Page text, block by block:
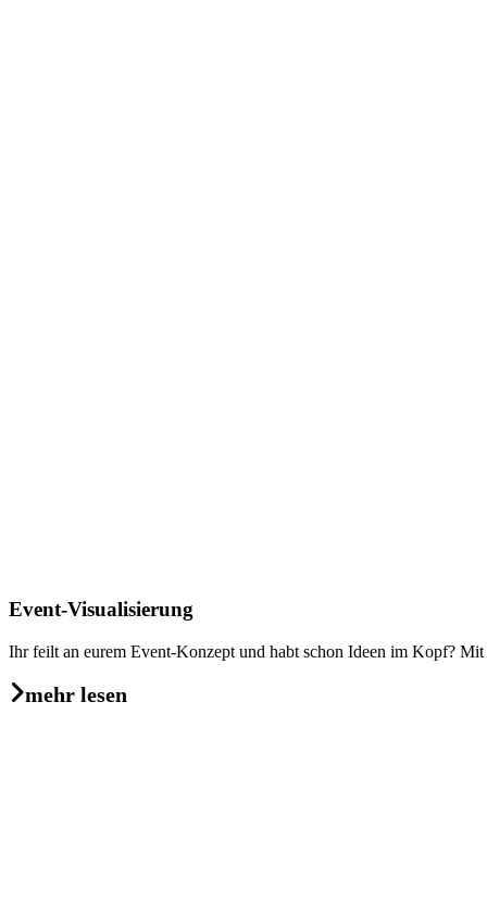
Event-Visualisierung
Ihr feilt an eurem Event-Konzept und habt schon Ideen im Kopf?
mehr lesen